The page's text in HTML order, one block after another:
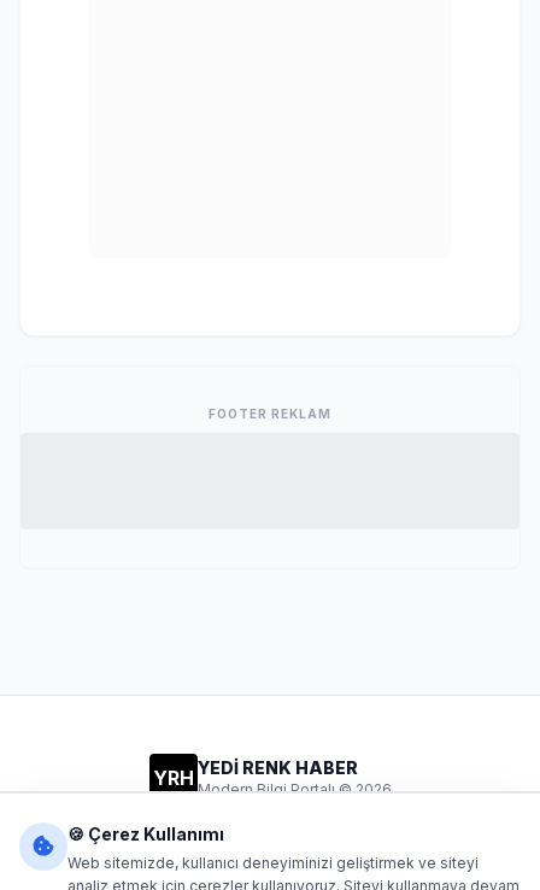
FOOTER REKLAM
YRH YEDİ RENK HABER
Modern Bilgi Portalı © 2026
🍪 Çerez Kullanımı
Web sitemizde, kullanıcı deneyiminizi geliştirmek ve siteyi
analiz etmek için çerezler kullanıyoruz. Siteyi kullanmaya devam